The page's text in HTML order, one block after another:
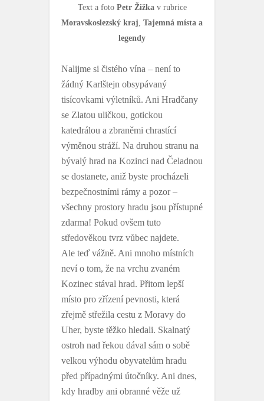
Text a foto Petr Žižkav rubrice
Moravskoslezský kraj, Tajemná místa a
legendy
Nalijme si čistého vína – není to
žádný Karlštejn obsypávaný
tisícovkami výletníků. Ani Hradčany
se Zlatou uličkou, gotickou
katedrálou a zbraněmi chrastící
výměnou stráží. Na druhou stranu na
bývalý hrad na Kozinci nad Čeladnou
se dostanete, aniž byste procházeli
bezpečnostními rámy a pozor –
všechny prostory hradu jsou přístupné
zdarma! Pokud ovšem tuto
středověkou tvrz vůbec najdete.
Ale teď vážně. Ani mnoho místních
neví o tom, že na vrchu zvaném
Kozinec stával hrad. Přitom lepší
místo pro zřízení pevnosti, která
zřejmě střežila cestu z Moravy do
Uher, byste těžko hledali. Skalnatý
ostroh nad řekou dával sám o sobě
velkou výhodu obyvatelům hradu
před případnými útočníky. Ani dnes,
kdy hradby ani obranné věže už